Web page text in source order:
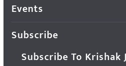
Events
Subscribe
Subscribe To